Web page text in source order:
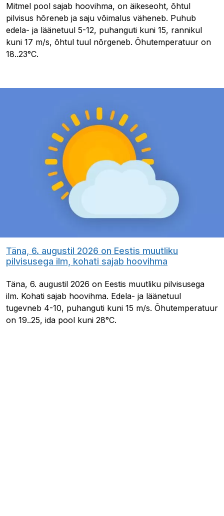
Mitmel pool sajab hoovihma, on äikeseoht, õhtul
pilvisus hõreneb ja saju võimalus väheneb. Puhub
edela- ja läänetuul 5-12, puhanguti kuni 15, rannikul
kuni 17 m/s, õhtul tuul nõrgeneb. Õhutemperatuur on
18..23°C.
Täna, 6. augustil 2026 on Eestis muutliku
pilvisusega ilm, kohati sajab hoovihma
Täna, 6. augustil 2026 on Eestis muutliku pilvisusega
ilm. Kohati sajab hoovihma. Edela- ja läänetuul
tugevneb 4-10, puhanguti kuni 15 m/s. Õhutemperatuur
on 19..25, ida pool kuni 28°C.